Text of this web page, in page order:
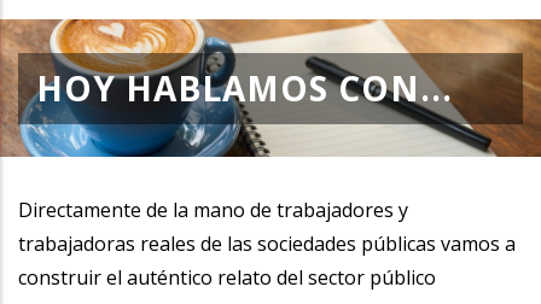
HOY HABLAMOS CON...
Directamente de la mano de trabajadores y
trabajadoras reales de las sociedades públicas vamos a
construir el auténtico relato del sector público